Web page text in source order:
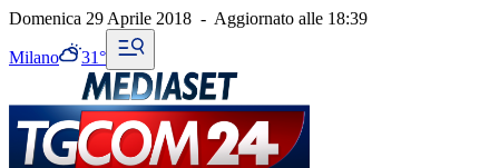
Domenica 29 Aprile 2018 - Aggiornato alle 18:39
Milano 31°